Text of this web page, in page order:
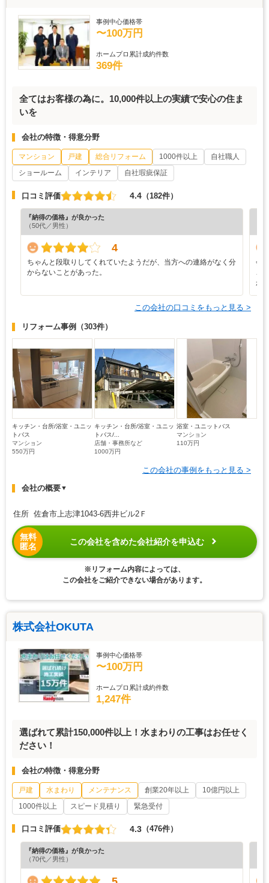
事例中心価格帯
〜100万円
ホームプロ累計成約件数
369件
全てはお客様の為に。10,000件以上の実績で安心の住ま
いを
会社の特徴・得意分野
マンション 戸建 総合リフォーム 1000件以上
自社職人
ショールーム
インテリア 自社瑕疵保証
口コミ評価 4.4 （182件）
『納得の価格』が良かった
（50代／男性）
4
ちゃんと段取りしてくれていたようだが、当方への連絡がなく分
からないことがあった。
会
ご
か
この会社の口コミをもっと見る >
リフォーム事例 （303件）
キッチン・台所/浴室・ユニッ
トバス
マンション
550万円
キッチン・台所/浴室・ユニッ
トバス/...
店舗・事務所など
1000万円
浴室・ユニットバス
マンション
110万円
この会社の事例をもっと見る >
会社の概要▼
住所 佐倉市上志津1043-6西井ビル2Ｆ
無料
匿名
この会社を含めた会社紹介を申込む
※リフォーム内容によっては、
この会社をご紹介できない場合があります。
株式会社OKUTA
事例中心価格帯
〜100万円
ホームプロ累計成約件数
1,247件
選ばれて累計150,000件以上！水まわりの工事はお任せく
ださい！
会社の特徴・得意分野
戸建 水まわり メンテナンス 創業20年以上
10億円以上
1000件以上
スピード見積り 緊急受付
口コミ評価 4.3 （476件）
『納得の価格』が良かった
（70代／男性）